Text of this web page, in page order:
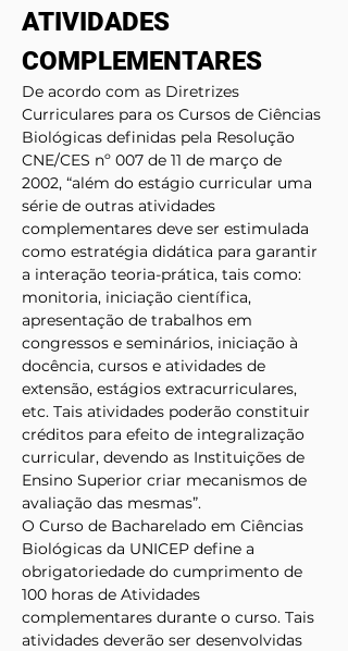
ATIVIDADES
COMPLEMENTARES
De acordo com as Diretrizes
Curriculares para os Cursos de Ciências
Biológicas definidas pela Resolução
CNE/CES nº 007 de 11 de março de
2002, “além do estágio curricular uma
série de outras atividades
complementares deve ser estimulada
como estratégia didática para garantir
a interação teoria-prática, tais como:
monitoria, iniciação científica,
apresentação de trabalhos em
congressos e seminários, iniciação à
docência, cursos e atividades de
extensão, estágios extracurriculares,
etc. Tais atividades poderão constituir
créditos para efeito de integralização
curricular, devendo as Instituições de
Ensino Superior criar mecanismos de
avaliação das mesmas”.
O Curso de Bacharelado em Ciências
Biológicas da UNICEP define a
obrigatoriedade do cumprimento de
100 horas de Atividades
complementares durante o curso. Tais
atividades deverão ser desenvolvidas